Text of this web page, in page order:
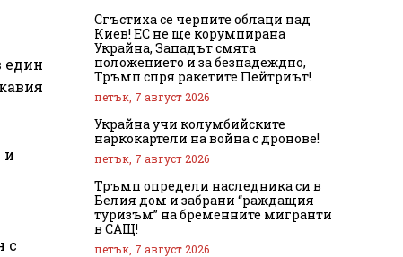
един
и
с
Сгъстиха се черните облаци над
Киев! ЕС не ще корумпирана
Украйна, Западът смята
положението и за безнадеждно,
Тръмп спря ракетите Пейтриът!
петък, 7 август 2026
Украйна учи колумбийските
наркокартели на война с дронове!
петък, 7 август 2026
Тръмп определи наследника си в
Белия дом и забрани “раждащия
туризъм” на бременните мигранти
в САЩ!
петък, 7 август 2026